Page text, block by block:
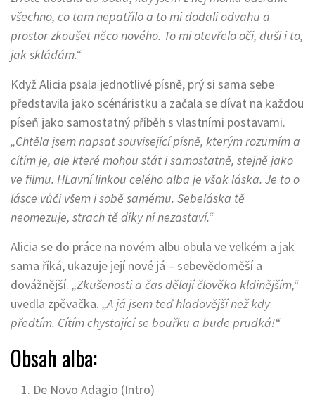
všechno, co tam nepatřilo a to mi dodali odvahu a
prostor zkoušet něco nového. To mi otevřelo oči, duši i to,
jak skládám.“
Když Alicia psala jednotlivé písně, prý si sama sebe
představila jako scénáristku a začala se dívat na každou
píseň jako samostatný příběh s vlastními postavami.
„Chtěla jsem napsat související písně, kterým rozumím a
cítím je, ale které mohou stát i samostatně, stejně jako
ve filmu. HLavní linkou celého alba je však láska. Je to o
lásce vůči všem i sobě samému. Sebeláska tě
neomezuje, strach tě díky ní nezastaví.“
Alicia se do práce na novém albu obula ve velkém a jak
sama říká, ukazuje její nové já – sebevědoměší a
dovážnější. „Zkušenosti a čas dělají člověka kldinějším,“
uvedla zpěvačka. „A já jsem teď hladovější než kdy
předtím. Cítím chystající se bouřku a bude prudká!“
Obsah alba:
De Novo Adagio (Intro)